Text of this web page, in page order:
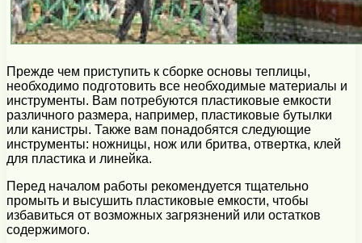
Прежде чем приступить к сборке основы теплицы,
необходимо подготовить все необходимые материалы и
инструменты. Вам потребуются пластиковые емкости
различного размера, например, пластиковые бутылки
или канистры. Также вам понадобятся следующие
инструменты: ножницы, нож или бритва, отвертка, клей
для пластика и линейка.
Перед началом работы рекомендуется тщательно
промыть и высушить пластиковые емкости, чтобы
избавиться от возможных загрязнений или остатков
содержимого.